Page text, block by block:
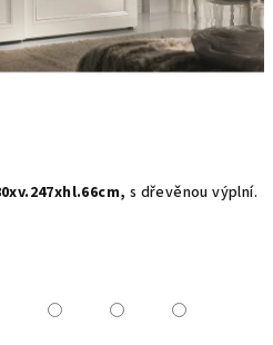
s dřevěnou výplní.